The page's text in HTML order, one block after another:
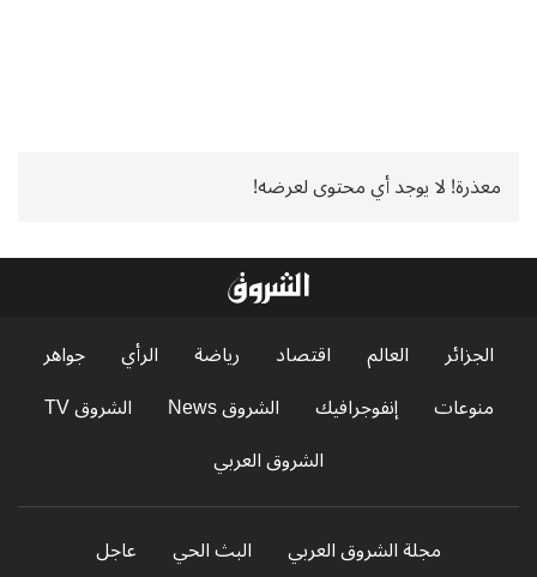
معذرة! لا يوجد أي محتوى لعرضه!
الجزائر العالم اقتصاد رياضة الرأي
جواهر
منوعات
إنفوجرافيك الشروق News
الشروق TV
الشروق العربي
مجلة الشروق العربي البث الحي عاجل